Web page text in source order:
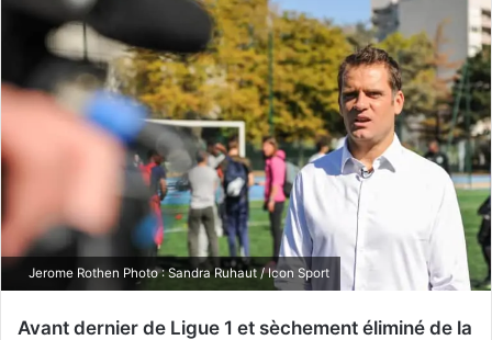
Jerome Rothen Photo : Sandra Ruhaut / Icon Sport
Avant dernier de Ligue 1 et sèchement éliminé de la